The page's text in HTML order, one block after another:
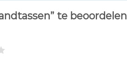
te beoordelen